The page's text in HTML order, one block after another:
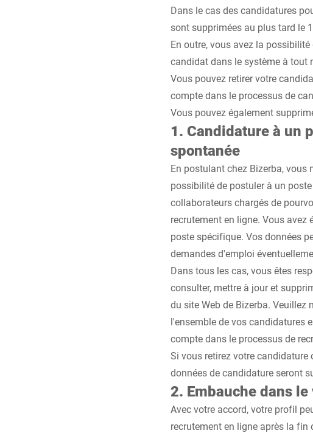
Dans le cas des candidatures
sont supprimées au plus tard le
En outre, vous avez la
candidat dans le système à tout
Vous pouvez retirer votre
compte dans le processus de
Vous pouvez également
1. Candidature à un
spontanée
En postulant chez Bizerba, vous
possibilité de postuler à un
collaborateurs chargés de
recrutement en ligne. Vous
poste spécifique. Vos données
demandes d'emploi
Dans tous les cas, vous êtes
consulter, mettre à jour et
du site Web de Bizerba.
l'ensemble de vos candidatures
compte dans le processus de
Si vous retirez votre
données de candidature seront
2. Embauche dans
Avec votre accord, votre profil
recrutement en ligne après la fin